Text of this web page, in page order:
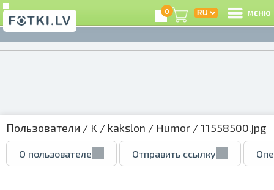
0 МЕНЮ
Пользователи / K / kakslon / Humor / 11558500.jpg
О пользователе Отправить ссылку